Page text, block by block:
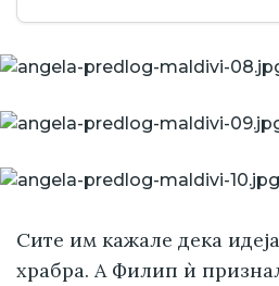
Сите им кажале дека
храбра. А Филип ѝ